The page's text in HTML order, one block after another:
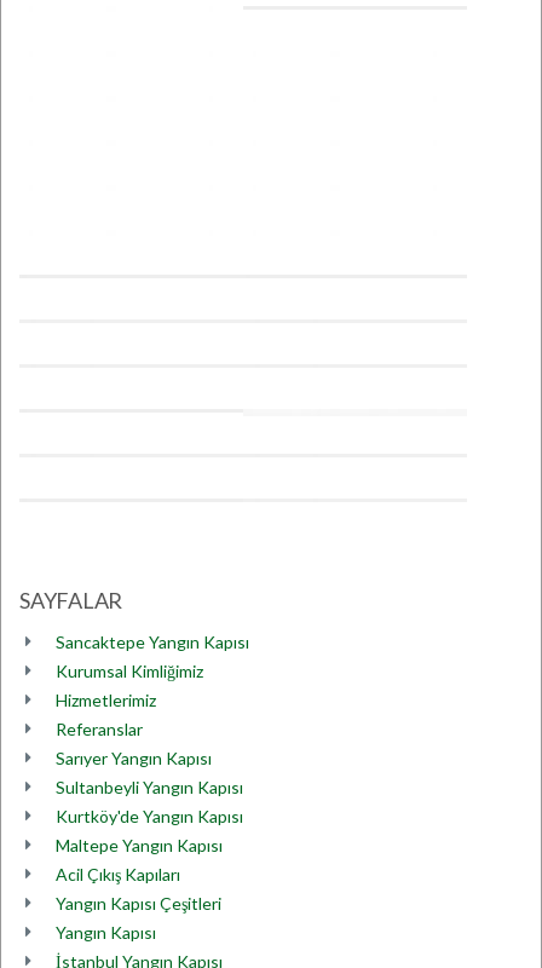
SAYFALAR
Sancaktepe Yangın Kapısı
Kurumsal Kimliğimiz
Hizmetlerimiz
Referanslar
Sarıyer Yangın Kapısı
Sultanbeyli Yangın Kapısı
Kurtköy'de Yangın Kapısı
Maltepe Yangın Kapısı
Acil Çıkış Kapıları
Yangın Kapısı Çeşitleri
Yangın Kapısı
İstanbul Yangın Kapısı